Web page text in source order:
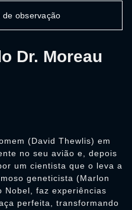
Dr. Moreau
(David Thewlis) em
no seu avião e, depois
um cientista que o leva a
geneticista (Marlon
Nobel, faz experiências
perfeita, transformando
observação